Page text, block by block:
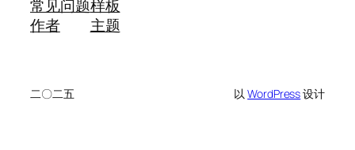
常见问题
作者
样板
主题
二〇二五 以WordPress设计